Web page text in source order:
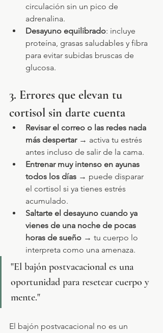
circulación sin un pico de
adrenalina.
Desayuno equilibrado: incluye
proteína, grasas saludables y fibra
para evitar subidas bruscas de
glucosa.
3. Errores que elevan tu
cortisol sin darte cuenta
Revisar el correo o las redes nada
más despertar → activa tu estrés
antes incluso de salir de la cama.
Entrenar muy intenso en ayunas
todos los días → puede disparar
el cortisol si ya tienes estrés
acumulado.
Saltarte el desayuno cuando ya
vienes de una noche de pocas
horas de sueño → tu cuerpo lo
interpreta como una amenaza.
"El bajón postvacacional es una
oportunidad para resetear cuerpo y
mente."
El bajón postvacacional no es un